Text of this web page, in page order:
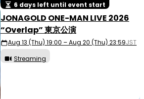
6 days left until event start
JONAGOLD ONE-MAN LIVE 2026
“Overlap” 東京公演
Aug 13 (Thu) 19:00 – Aug 20 (Thu) 23:59JST
Streaming